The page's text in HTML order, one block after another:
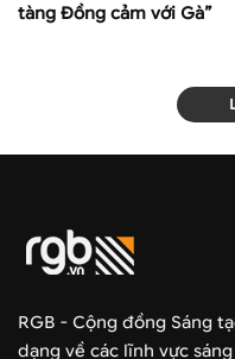
tàng Đồng cảm với Gà”
RGB - Cộng đồng Sáng
dạng về các lĩnh vực